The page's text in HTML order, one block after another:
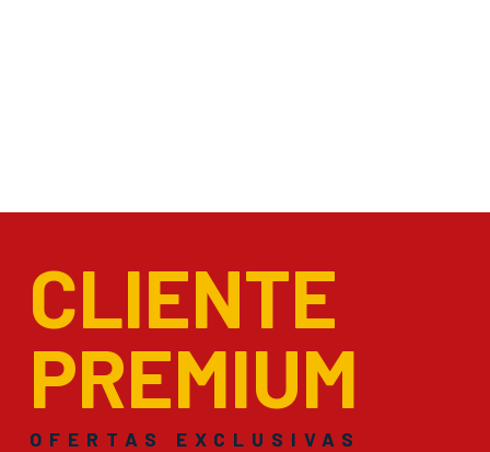
CLIENTE
PREMIUM
OFERTAS EXCLUSIVAS